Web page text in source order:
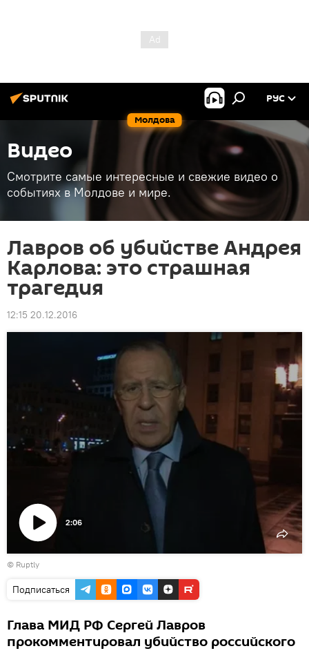
Молдова
РУС
Видео
Смотрите самые интересные и свежие видео о
событиях в Молдове и мире.
Лавров об убийстве Андрея
Карлова: это страшная
трагедия
12:15 20.12.2016
Воспроизвести
видео
2:06
© Ruptly
Подписаться
Глава МИД РФ Сергей Лавров
прокомментировал убийство российского